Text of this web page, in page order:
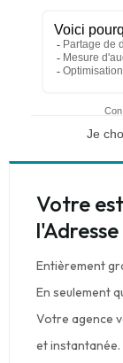
Votre
l'Adresse
Entièrement
En seulement
Votre agence
et instantanée.